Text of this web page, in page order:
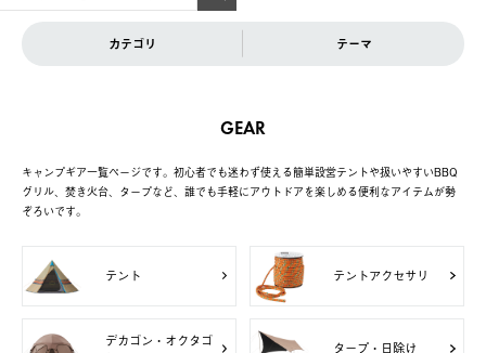
カテゴリ テーマ
GEAR
キャンプギア一覧ページです。初心者でも迷わず使える簡単設営テントや扱いやすいBBQ
グリル、焚き火台、タープなど、誰でも手軽にアウトドアを楽しめる便利なアイテムが勢
ぞろいです。
テント テントアクセサリ
デカゴン・オクタゴ
タープ・日除け